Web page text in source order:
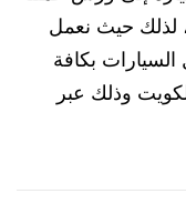
لذلك حيث نعمل
بكافة
وذلك عبر